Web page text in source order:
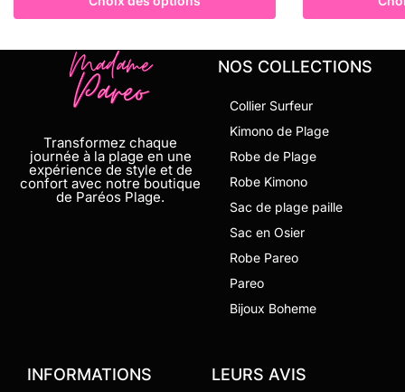
Transformez chaque
journée à la plage en une
expérience de style et de
confort avec notre boutique
de Paréos Plage.
NOS COLLECTIONS
Collier Surfeur
Kimono de Plage
Robe de Plage
Robe Kimono
Sac de plage paille
Sac en Osier
Robe Pareo
Pareo
Bijoux Boheme
INFORMATIONS LEURS AVIS